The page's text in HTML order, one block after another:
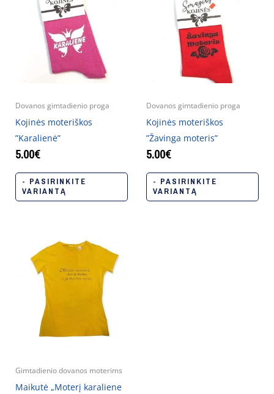
Dovanos gimtadienio proga
Kojinės moteriškos
”Karalienė”
5.00€
- PASIRINKITE
VARIANTĄ
Dovanos gimtadienio proga
Kojinės moteriškos
”Žavinga moteris”
5.00€
- PASIRINKITE
VARIANTĄ
Gimtadienio dovanos moterims
Maikutė „Moterį karaliene